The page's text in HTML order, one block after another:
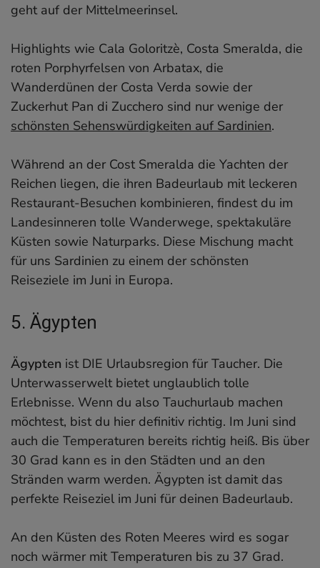
geht auf der Mittelmeerinsel.
Highlights wie Cala Goloritzè, Costa Smeralda, die
roten Porphyrfelsen von Arbatax, die
Wanderdünen der Costa Verda sowie der
Zuckerhut Pan di Zucchero sind nur wenige der
schönsten Sehenswürdigkeiten auf Sardinien.
Während an der Cost Smeralda die Yachten der
Reichen liegen, die ihren Badeurlaub mit leckeren
Restaurant-Besuchen kombinieren, findest du im
Landesinneren tolle Wanderwege, spektakuläre
Küsten sowie Naturparks. Diese Mischung macht
für uns Sardinien zu einem der schönsten
Reiseziele im Juni in Europa.
5. Ägypten
Ägypten ist DIE Urlaubsregion für Taucher. Die
Unterwasserwelt bietet unglaublich tolle
Erlebnisse. Wenn du also Tauchurlaub machen
möchtest, bist du hier definitiv richtig. Im Juni sind
auch die Temperaturen bereits richtig heiß. Bis über
30 Grad kann es in den Städten und an den
Stränden warm werden. Ägypten ist damit das
perfekte Reiseziel im Juni für deinen Badeurlaub.
An den Küsten des Roten Meeres wird es sogar
noch wärmer mit Temperaturen bis zu 37 Grad.